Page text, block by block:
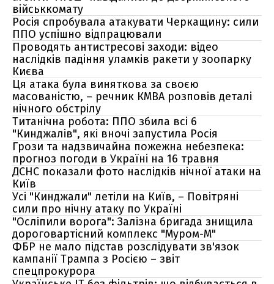
військкомату
Росія спробувала атакувати Черкащину: сили
ППО успішно відпрацювали
Проводять антистресові заходи: відео
наслідків падіння уламків ракети у зоопарку
Києва
Ця атака була виняткова за своєю
масованістю, – речник КМВА розповів деталі
нічного обстрілу
Титанічна робота: ППО збила всі 6
"Кинджалів", які вночі запустила Росія
Грози та надзвичайна пожежна небезпека:
прогноз погоди в Україні на 16 травня
ДСНС показали фото наслідків нічної атаки на
Київ
Усі "Кинджали" летіли на Київ, – Повітряні
сили про нічну атаку по Україні
"Осліпили ворога": Залізна бригада знищила
дороговартісний комплекс "Муром-М"
ФБР не мало підстав розслідувати зв'язок
кампанії Трампа з Росією – звіт
спецпрокурора